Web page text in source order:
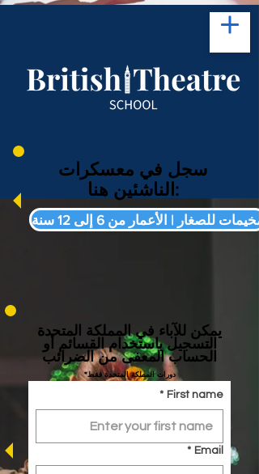
سجل في معسكرات
الناشئين هنا:
مخيمات للصغار | الأعمار من 6 إلى 12 سنة
يمكن للآباء في المملكة المتحدة
التسجيل باستخدام القسائم أو
الحساب المعفى من الضرائب
*دورات المملكة المتحدة فقط
First name
*
Email
*